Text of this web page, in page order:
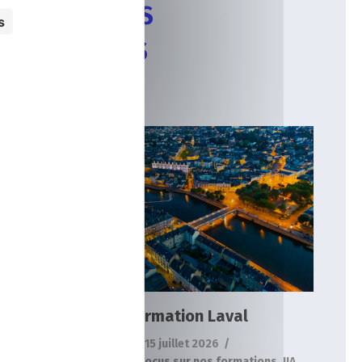
ARTICLES
RÉCENTS
Formation Laval
Focus sur nos formations
IIA
Formation Laval
15 juillet 2026